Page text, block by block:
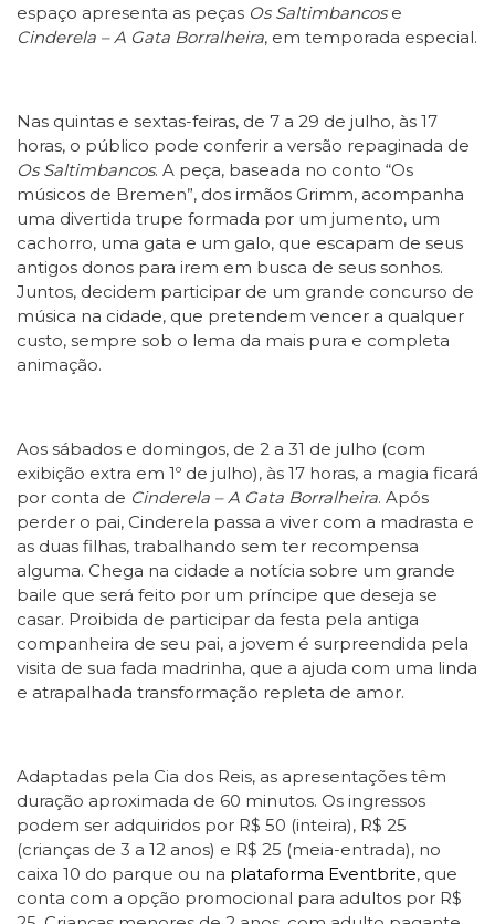
espaço apresenta as peças Os Saltimbancose
Cinderela – A Gata Borralheira, em temporada especial.
Nas quintas e sextas-feiras, de 7 a 29 de julho, às 17
horas, o público pode conferir a versão repaginada de
Os Saltimbancos. A peça, baseada no conto “Os
músicos de Bremen”, dos irmãos Grimm, acompanha
uma divertida trupe formada por um jumento, um
cachorro, uma gata e um galo, que escapam de seus
antigos donos para irem em busca de seus sonhos.
Juntos, decidem participar de um grande concurso de
música na cidade, que pretendem vencer a qualquer
custo, sempre sob o lema da mais pura e completa
animação.
Aos sábados e domingos, de 2 a 31 de julho (com
exibição extra em 1º de julho), às 17 horas, a magia ficará
por conta de Cinderela – A Gata Borralheira. Após
perder o pai, Cinderela passa a viver com a madrasta e
as duas filhas, trabalhando sem ter recompensa
alguma. Chega na cidade a notícia sobre um grande
baile que será feito por um príncipe que deseja se
casar. Proibida de participar da festa pela antiga
companheira de seu pai, a jovem é surpreendida pela
visita de sua fada madrinha, que a ajuda com uma linda
e atrapalhada transformação repleta de amor.
Adaptadas pela Cia dos Reis, as apresentações têm
duração aproximada de 60 minutos. Os ingressos
podem ser adquiridos por R$ 50 (inteira), R$ 25
(crianças de 3 a 12 anos) e R$ 25 (meia-entrada), no
caixa 10 do parque ou na plataforma Eventbrite, que
conta com a opção promocional para adultos por R$